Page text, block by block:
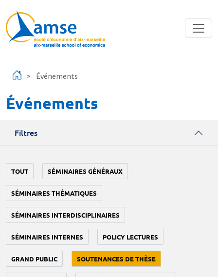
Événements
Événements
Filtres
TOUT SÉMINAIRES GÉNÉRAUX
SÉMINAIRES THÉMATIQUES
SÉMINAIRES INTERDISCIPLINAIRES
SÉMINAIRES INTERNES POLICY LECTURES
GRAND PUBLIC SOUTENANCES DE THÈSE